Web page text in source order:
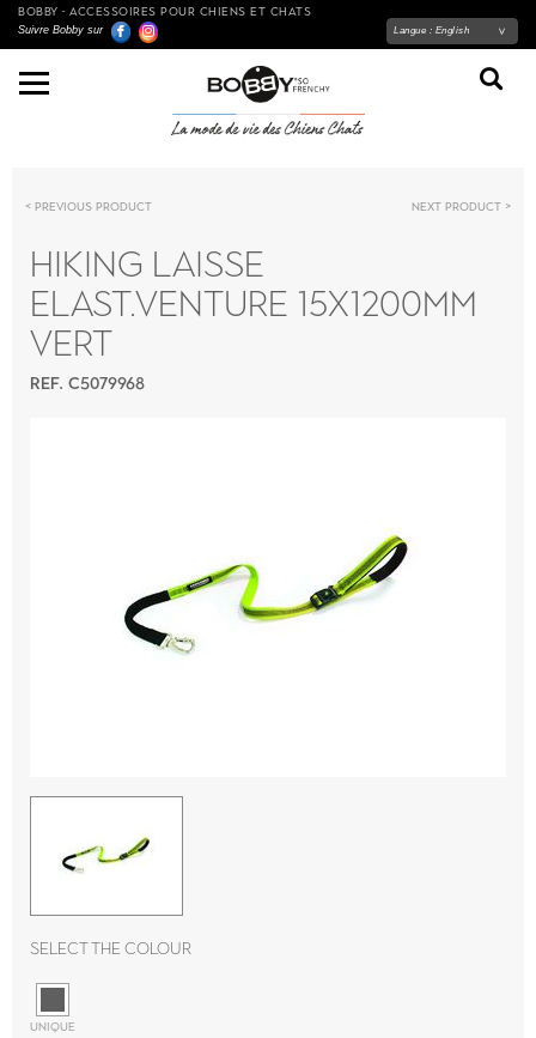
BOBBY - ACCESSOIRES POUR CHIENS ET CHATS
Suivre Bobby sur Langue : English
Previous product Next product
HIKING LAISSE
ELAST.VENTURE 15X1200MM
VERT
REF. C5079968
Select the colour
UNIQUE